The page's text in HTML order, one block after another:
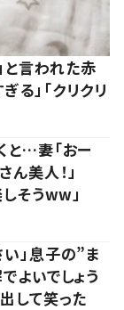
と言われた赤
」「クリクリ
と…妻「おー
ん美人！」
そうww」
」息子の”ま
よいでしょう
して笑った